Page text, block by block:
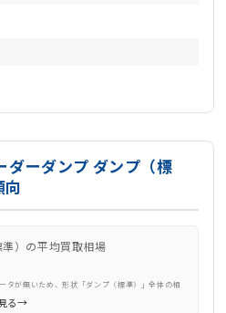
ダーダンプ ダンプ（標
向
）の平均買取相場
タが無いため、形状「ダンプ（標準）」全体の相
る→